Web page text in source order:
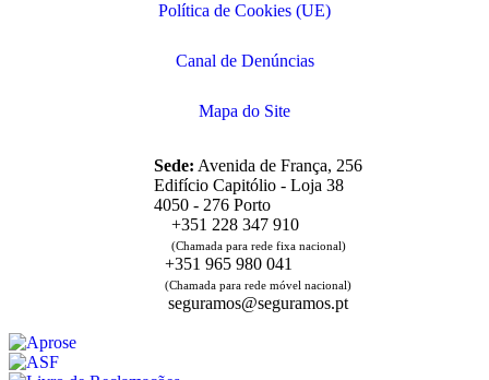
Política de Cookies (UE)
Canal de Denúncias
Mapa do Site
Sede: Avenida de França, 256
Edifício Capitólio - Loja 38
4050 - 276 Porto
+351 228 347 910
(Chamada para rede fixa nacional)
+351 965 980 041
(Chamada para rede móvel nacional)
seguramos@seguramos.pt